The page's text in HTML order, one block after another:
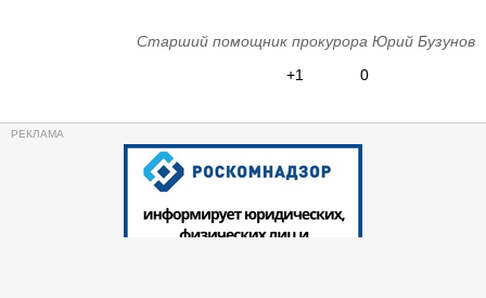
Старший помощник прокурора Юрий Бузунов
+1
0